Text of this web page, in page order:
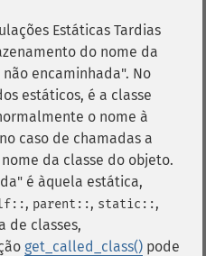
Estáticas Tardias
do nome da
encaminhada". No
estáticos, é a classe
o nome à
caso de chamadas a
da classe do objeto.
é àquela estática,
, parent::, static::,
de classes,
get_called_class() pode